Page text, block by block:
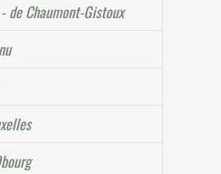
- de Chaumont-Gistoux